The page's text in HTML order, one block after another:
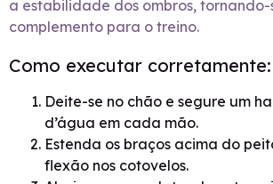
a estabilidade dos ombros, tornando-
complemento para o treino.
Como executar corretamente:
Deite-se no chão e segure um
d’água em cada mão.
Estenda os braços acima do
flexão nos cotovelos.